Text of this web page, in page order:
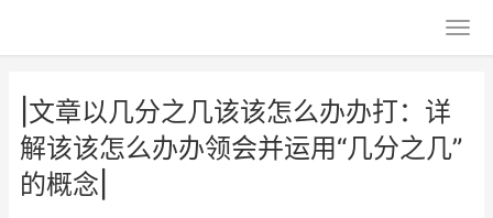
|文章以几分之几该该怎么办办打：详
解该该怎么办办领会并运用“几分之几”
的概念|